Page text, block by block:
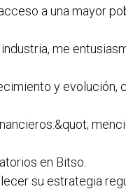
a una mayor
me
y evolución,
en Bitso.
su estrategia